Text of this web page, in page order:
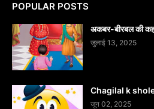
POPULAR POSTS
अकबर-बीरबल की
जुलाई 13, 2025
Chagilal k
जून 02, 2025